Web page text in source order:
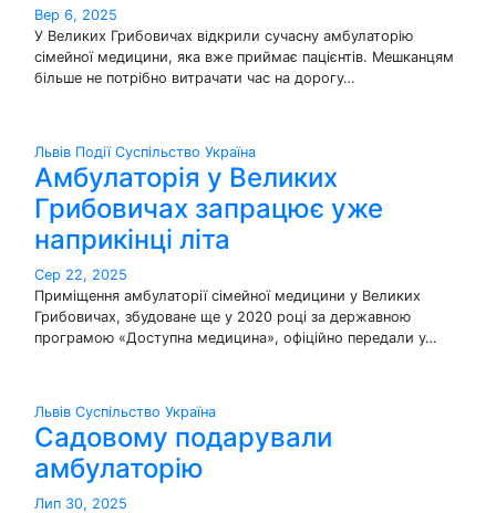
Вер 6, 2025
У Великих Грибовичах відкрили сучасну амбулаторію
сімейної медицини, яка вже приймає пацієнтів. Мешканцям
більше не потрібно витрачати час на дорогу…
Львів Події Суспільство Україна
Амбулаторія у Великих
Грибовичах запрацює уже
наприкінці літа
Сер 22, 2025
Приміщення амбулаторії сімейної медицини у Великих
Грибовичах, збудоване ще у 2020 році за державною
програмою «Доступна медицина», офіційно передали у…
Львів Суспільство Україна
Садовому подарували
амбулаторію
Лип 30, 2025